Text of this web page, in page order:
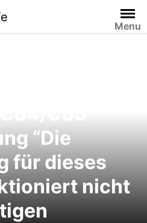
Menu
“Die
für dieses
nicht